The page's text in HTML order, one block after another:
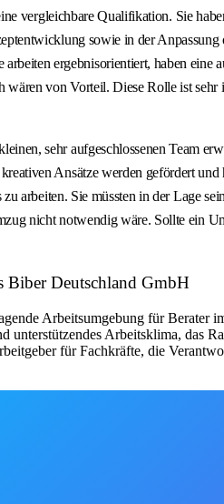
vergleichbare Qualifikation. Sie
sowie in der
ergebnisorientiert, haben eine
von Vorteil. Diese Rolle ist
sehr aufgeschlossenen Team
Ansätze werden gefördert
Sie müssten in der Lage
nicht notwendig wäre. Sollte ein
Biber Deutschland GmbH
Arbeitsumgebung für
Arbeitsklima, das
für Fachkräfte, die